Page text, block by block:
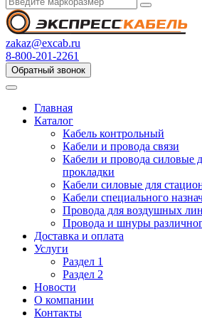
zakaz@excab.ru
8-800-201-2261
Обратный звонок
Главная
Каталог
Кабель контрольный
Кабели и провода связи
Кабели и провода силовые
прокладки
Кабели силовые для
Кабели специального
Провода для воздушных
Провода и шнуры
Доставка и оплата
Услуги
Раздел 1
Раздел 2
Новости
О компании
Контакты